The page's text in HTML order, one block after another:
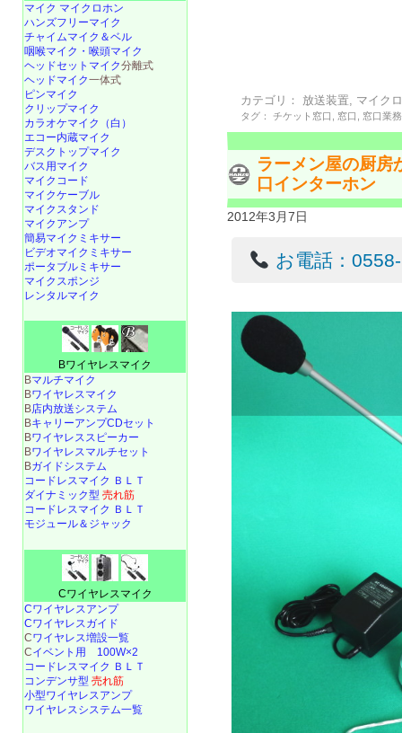
カテゴリ： 放送装置 マイク
タグ： チケット窓口 窓口 窓口業務
ラーメン屋の厨房
口インターホン
2012年3月7日
お電話：
マイク マイクロホン
ハンズフリーマイク
チャイムマイク＆ベル
咽喉マイク・喉頭マイク
ヘッドセットマイク分離式
ヘッドマイク一体式
ピンマイク
クリップマイク
カラオケマイク（白）
エコー内蔵マイク
デスクトップマイク
バス用マイク
マイクコード
マイクケーブル
マイクスタンド
マイクアンプ
簡易マイクミキサー
ビデオマイクミキサー
ポータブルミキサー
マイクスポンジ
レンタルマイク
Bワイヤレスマイク
Bマルチマイク
Bワイヤレスマイク
B店内放送システム
BキャリーアンプCDセット
Bワイヤレススピーカー
Bワイヤレスマルチセット
Bガイドシステム
コードレスマイク ＢＬＴ
ダイナミック型 売れ筋
コードレスマイク ＢＬＴ
モジュール＆ジャック
Cワイヤレスマイク
Cワイヤレスアンプ
Cワイヤレスガイド
Cワイヤレス増設一覧
Cイベント用 100W×2
コードレスマイク ＢＬＴ
コンデンサ型 売れ筋
小型ワイヤレスアンプ
ワイヤレスシステム一覧